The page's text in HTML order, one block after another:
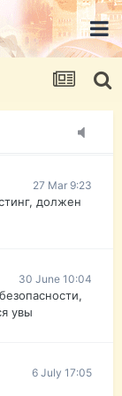
ua.com/
27 Mar 9:23
должен
30 June 10:04
увы
6 July 17:05